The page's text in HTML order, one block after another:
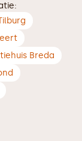
Breda